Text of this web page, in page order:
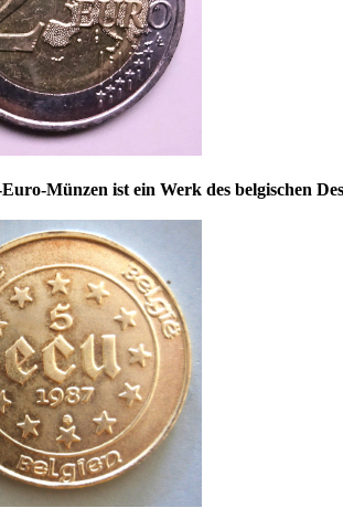
Münzen ist ein Werk des belgischen